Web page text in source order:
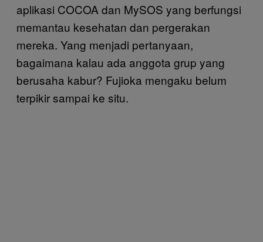
aplikasi COCOA dan MySOS yang berfungsi
memantau kesehatan dan pergerakan
mereka. Yang menjadi pertanyaan,
bagaimana kalau ada anggota grup yang
berusaha kabur? Fujioka mengaku belum
terpikir sampai ke situ.